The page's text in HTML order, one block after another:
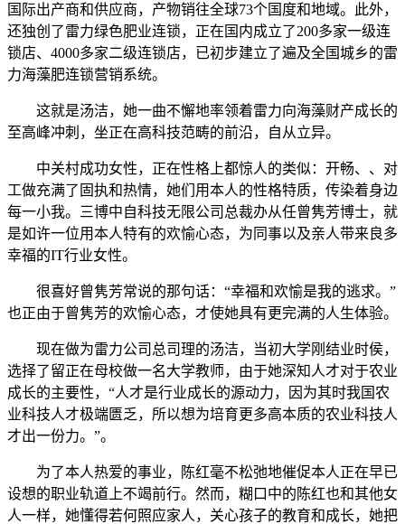
国际出产商和供应商，产物销往全球73个国度和地域。此外，
还独创了雷力绿色肥业连锁，正在国内成立了200多家一级连
锁店、4000多家二级连锁店，已初步建立了遍及全国城乡的雷
力海藻肥连锁营销系统。
这就是汤洁，她一曲不懈地率领着雷力向海藻财产成长的
至高峰冲刺，坐正在高科技范畴的前沿，自从立异。
中关村成功女性，正在性格上都惊人的类似：开畅、、对
工做充满了固执和热情，她们用本人的性格特质，传染着身边
每一小我。三博中自科技无限公司总裁办从任曾隽芳博士，就
是如许一位用本人特有的欢愉心态，为同事以及亲人带来良多
幸福的IT行业女性。
很喜好曾隽芳常说的那句话：“幸福和欢愉是我的逃求。”
也正由于曾隽芳的欢愉心态，才使她具有更完满的人生体验。
现在做为雷力公司总司理的汤洁，当初大学刚结业时侯，
选择了留正在母校做一名大学教师，由于她深知人才对于农业
成长的主要性，“人才是行业成长的源动力，因为其时我国农
业科技人才极端匮乏，所以想为培育更多高本质的农业科技人
才出一份力。”。
为了本人热爱的事业，陈红毫不松弛地催促本人正在早已
设想的职业轨道上不竭前行。然而，糊口中的陈红也和其他女
人一样，她懂得若何照应家人，关心孩子的教育和成长，她把